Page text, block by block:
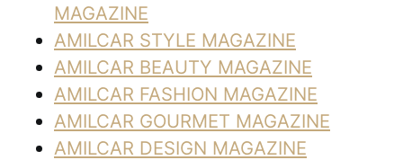
MAGAZINE
AMILCAR STYLE MAGAZINE
AMILCAR BEAUTY MAGAZINE
AMILCAR FASHION MAGAZINE
AMILCAR GOURMET MAGAZINE
AMILCAR DESIGN MAGAZINE